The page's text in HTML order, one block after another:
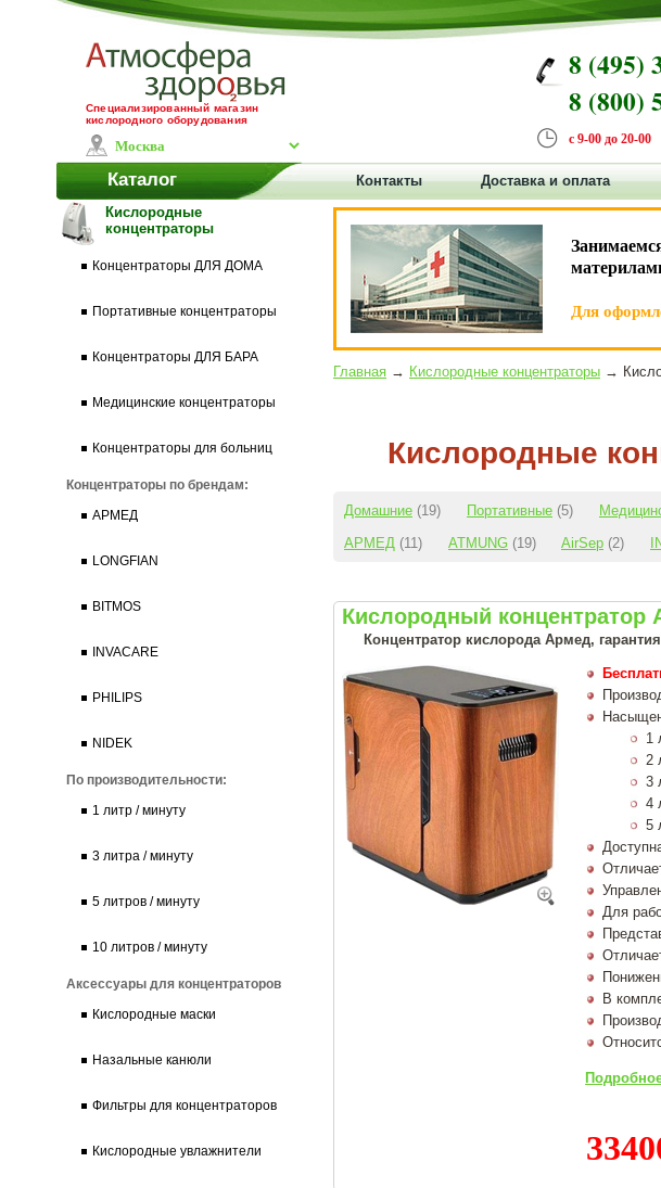
Специализированный магазин
кислородного оборудования
8 (495)
8 (800)
с 9-00 до 20-00
Каталог Контакты Доставка и оплата
Кислородные
концентраторы
Концентраторы ДЛЯ ДОМА
Портативные концентраторы
Концентраторы ДЛЯ БАРА
Медицинские концентраторы
Концентраторы для больниц
Концентраторы по брендам:
АРМЕД
LONGFIAN
BITMOS
INVACARE
PHILIPS
NIDEK
По производительности:
1 литр / минуту
3 литра / минуту
5 литров / минуту
10 литров / минуту
Аксессуары для концентраторов
Кислородные маски
Назальные канюли
Фильтры для концентраторов
Кислородные увлажнители
Для
Главная → Кислородные концентраторы →
Кислородные
Домашние (19) Портативные (5)
АРМЕД (11) ATMUNG (19) AirSep (2)
Кислородный концентратор
Концентратор кислорода Армед,
1
2
3
4
5
Для
В